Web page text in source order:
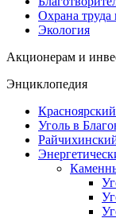
Охрана труда
Экология
Акционерам и
Энциклопедия
Уголь в